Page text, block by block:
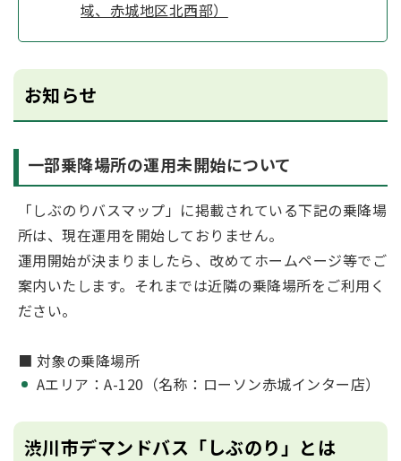
域、赤城地区北西部）
お知らせ
一部乗降場所の運用未開始について
「しぶのりバスマップ」に掲載されている下記の乗降場
所は、現在運用を開始しておりません。
運用開始が決まりましたら、改めてホームページ等でご
案内いたします。それまでは近隣の乗降場所をご利用く
ださい。
■ 対象の乗降場所
Aエリア：A-120（名称：ローソン赤城インター店）
渋川市デマンドバス「しぶのり」とは